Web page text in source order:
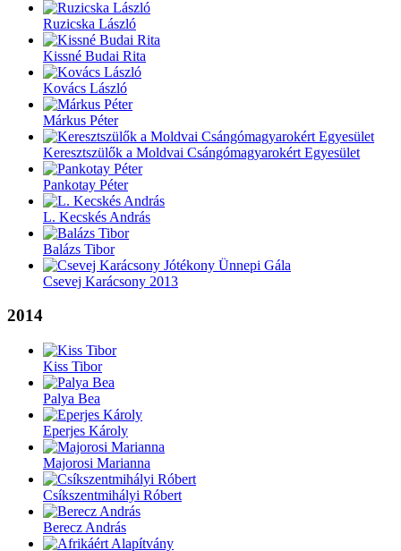
Ruzicska László
Kissné Budai Rita
Kovács László
Márkus Péter
Keresztszülők a Moldvai Csángómagyarokért Egyesület
Pankotay Péter
L. Kecskés András
Balázs Tibor
Csevej Karácsony 2013
2014
Kiss Tibor
Palya Bea
Eperjes Károly
Majorosi Marianna
Csíkszentmihályi Róbert
Berecz András